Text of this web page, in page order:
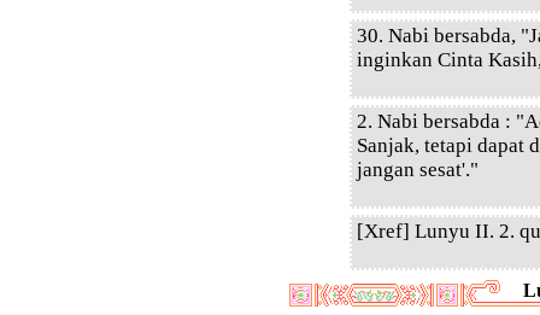
30. Nabi bersabda,
inginkan Cinta
2. Nabi bersabda :
Sanjak, tetapi dapat
jangan sesat'."
[Xref] Lunyu II. 2.